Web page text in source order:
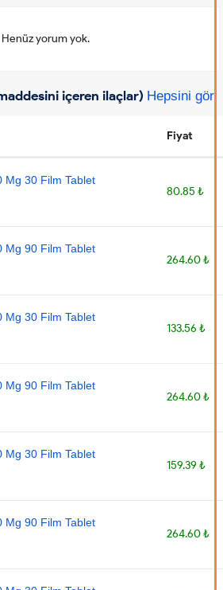
Henüz yorum yok.
içeren ilaçlar) Hepsini gör
Fiyat
Mg 30 Film Tablet
80.85 ₺
Mg 90 Film Tablet
264.60 ₺
Mg 30 Film Tablet
133.56 ₺
Mg 90 Film Tablet
264.60 ₺
Mg 30 Film Tablet
159.39 ₺
Mg 90 Film Tablet
264.60 ₺